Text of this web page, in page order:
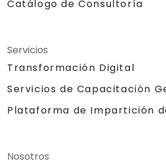
Catálogo de Consultoría
Servicios
Transformación Digital
Servicios de Capacitación
Plataforma de Impartición
Nosotros